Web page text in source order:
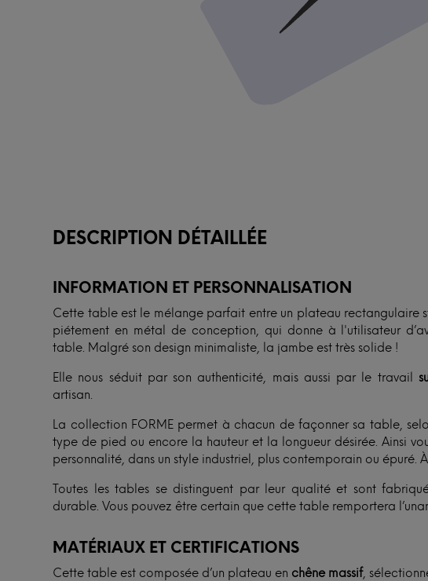
DESCRIPTION DÉTAILLÉE
INFORMATION ET PERSONNALISATION
Cette table est le mélange parfait entre un plateau rectangulaire
piétement en métal de conception, qui donne à l'utilisateur
table. Malgré son design minimaliste, la jambe est très solide !
Elle nous séduit par son authenticité, mais aussi par le travail
artisan.
La collection FORME permet à chacun de façonner sa table,
type de pied ou encore la hauteur et la longueur désirée. Ainsi
personnalité, dans un style industriel, plus contemporain ou épuré.
Toutes les tables se distinguent par leur qualité et sont
durable. Vous pouvez être certain que cette table remportera
MATÉRIAUX ET CERTIFICATIONS
Cette table est composée d’un plateau en chêne massif,